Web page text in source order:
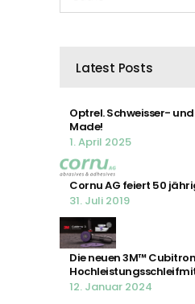
Latest Posts
Optrel. Schweisser-
Made!
1. April 2025
Cornu AG feiert 50
31. Juli 2019
Die neuen 3M™
12. Januar 2024